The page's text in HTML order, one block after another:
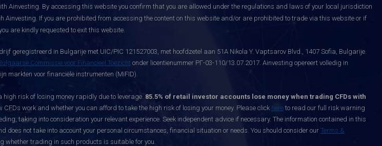
Ainvesting. By accessing this website you confirm that you are allowed under the regulations and laws of your local jurisdiction
Ainvesting. If you are prohibited from accessing the content on this website and/or are prohibited to trade via this website or if
are kindly requested to exit this website.
geregistreerd in Bulgarije met UIC/PIC 121527003, met hoofdzetel aan 51A Nikola Y. Vaptsarov Blvd., 1407 Sofia, Bulgarije.
Commissie voor Financieel Toezicht onder licentienummer РГ-03-110/13.07.2017. Ainvesting opereert volledig in
markten voor financiële instrumenten (MiFID).
high risk of losing money rapidly due to leverage. 85.5% of retail investor accounts lose money when trading CFDs with
work and whether you can afford to take the high risk of losing your money. Please click here to read our full risk warning
taking into consideration your relevant experience. Seek independent advice if necessary. The information contained in this
does not take into account your personal circumstances, financial situation or needs. You should consider our Terms &
whether trading in such products is suitable for you.